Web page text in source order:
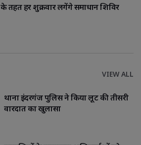
तहत हर शुक्रवार लगेंगे समाधान शिविर
VIEW ALL
थाना इंदरगंज पुलिस ने किया लूट की तीसरी
वारदात का खुलासा